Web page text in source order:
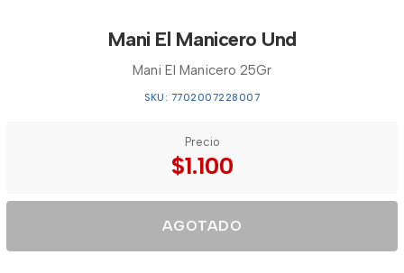
Mani El Manicero Und
Mani El Manicero 25Gr
SKU: 7702007228007
Precio
$1.100
AGOTADO